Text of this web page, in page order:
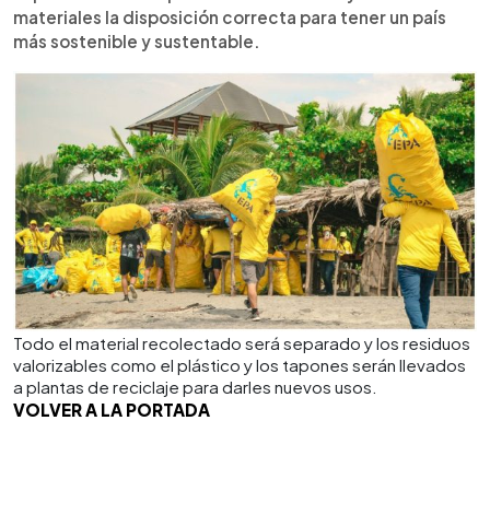
materiales la disposición correcta para tener un país
más sostenible y sustentable.
Todo el material recolectado será separado y los residuos
valorizables como el plástico y los tapones serán llevados
a plantas de reciclaje para darles nuevos usos.
VOLVER A LA PORTADA